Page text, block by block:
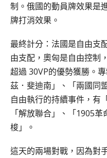
制。俄國的動員牌效果是
牌打消效果。
最終計分：法國是自由支
由支配，奧匈是自由控制
超過 30VP的優勢獲勝。
茲．斐迪南」、「兩國同
自由執行的持續事件，有
「解放聯合」、「1905
梭」。
這天的兩場對戰，因為對